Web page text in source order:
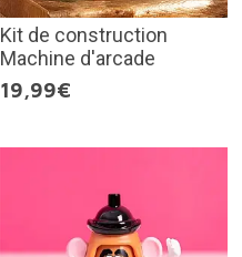
Kit de construction
Machine d'arcade
19,99€